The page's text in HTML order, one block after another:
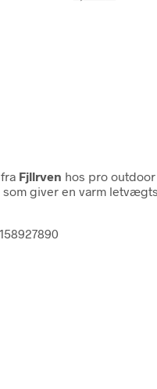
fra Fjllrven hos pro
giver en varm